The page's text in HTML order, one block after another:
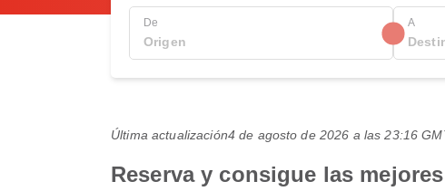
De A
Última actualización4 de agosto de 2026 a las 23:16
Reserva y consigue las